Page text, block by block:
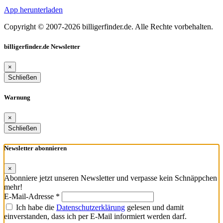
App herunterladen
Copyright © 2007-2026 billigerfinder.de. Alle Rechte vorbehalten.
billigerfinder.de Newsletter
×
Schließen
Warnung
×
Schließen
Newsletter abonnieren
×
Abonniere jetzt unseren Newsletter und verpasse kein Schnäppchen
mehr!
E-Mail-Adresse *
Ich habe die Datenschutzerklärung gelesen und damit
einverstanden, dass ich per E-Mail informiert werden darf.